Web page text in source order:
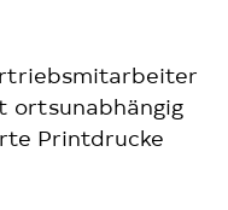
ortsunabhängig
Printdrucke